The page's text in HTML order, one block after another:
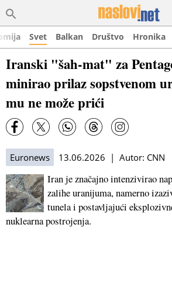
Svet Balkan Društvo Hronika
Iranski "šah-mat" za
minirao prilaz sopstvenom
mu ne može prići
Euronews 13.06.2026 | Autor: CNN
Iran je značajno intenzivirao
zalihe uranijuma, namerno
tunela i postavljajući
nuklearna postrojenja.